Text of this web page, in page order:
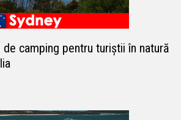
camping pentru turiștii în natură